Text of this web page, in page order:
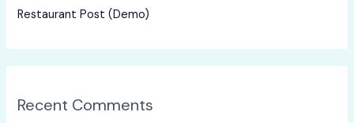
Restaurant Post (Demo)
Recent Comments